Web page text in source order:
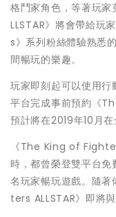
格鬥家角色 ，等著玩
LLSTAR》將會帶給
s》系列粉絲體驗熟悉
間暢玩的樂趣。
玩家即刻起可以使用
平台完成事前預約《
預計將在2019年10月
《The King of
時，都曾榮登雙平台
名玩家暢玩遊戲。隨
ters ALLSTAR》即將